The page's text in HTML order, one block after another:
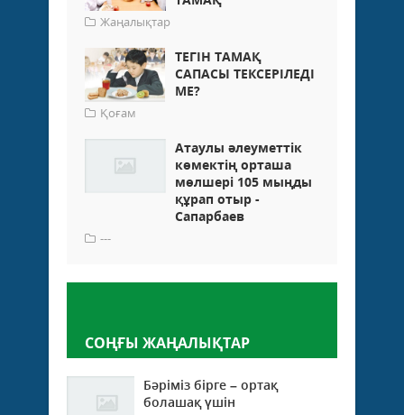
Жаңалықтар
ТЕГІН ТАМАҚ
САПАСЫ ТЕКСЕРІЛЕДІ
МЕ?
Қоғам
Атаулы әлеуметтік
көмектің орташа
мөлшері 105 мыңды
құрап отыр -
Сапарбаев
---
СОҢҒЫ ЖАҢАЛЫҚТАР
Бәріміз бірге – ортақ
болашақ үшін